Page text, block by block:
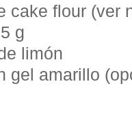
cake flour (ver
g
limón
gel amarillo